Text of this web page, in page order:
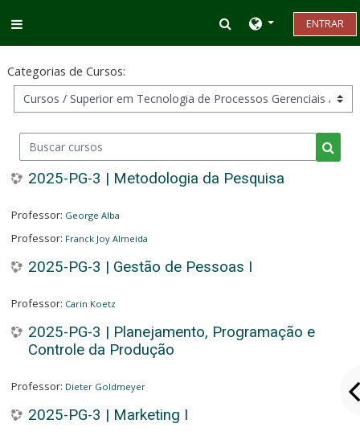
Alternar entrada
ENTRAR
Categorias de Cursos:
Buscar cursos
2025-PG-3 | Metodologia da Pesquisa
Professor: George Alba
Professor: Franck Joy Almeida
2025-PG-3 | Gestão de Pessoas I
Professor: Carin Koetz
2025-PG-3 | Planejamento, Programação e
Controle da Produção
Professor: Dieter Goldmeyer
2025-PG-3 | Marketing I